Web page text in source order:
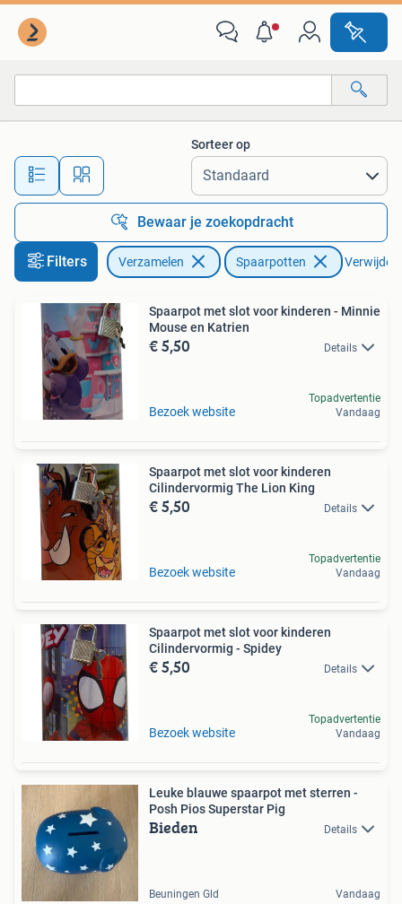
Alle afstanden…
Sorteer op
Bewaar je zoekopdracht
Filters Verzamelen Spaarpotten Verwijder
Spaarpot met slot voor kinderen - Minnie
Mouse en Katrien
€ 5,50 Details
Bezoek website
Topadvertentie
Vandaag
Spaarpot met slot voor kinderen
Cilindervormig The Lion King
€ 5,50 Details
Bezoek website
Topadvertentie
Vandaag
Spaarpot met slot voor kinderen
Cilindervormig - Spidey
€ 5,50 Details
Bezoek website
Topadvertentie
Vandaag
Leuke blauwe spaarpot met sterren -
Posh Pios Superstar Pig
Bieden Details
Beuningen Gld Vandaag